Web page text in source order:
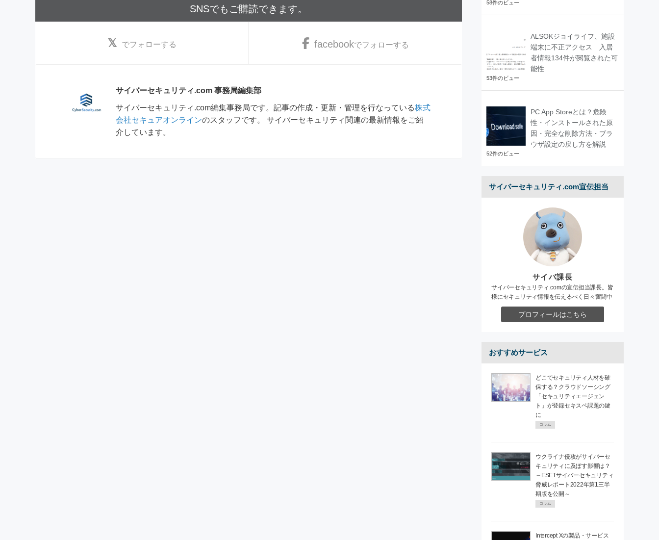
SNSでもご購読できます。
でフォローする facebookでフォローする
サイバーセキュリティ.com 事務局編集部
サイバーセキュリティ.com編集事務局です。記事の作成・更新・管理を行なっている株式
会社セキュアオンラインのスタッフです。 サイバーセキュリティ関連の最新情報をご紹
介しています。
58件のビュー
ALSOKジョイライフ、施設
端末に不正アクセス 入居
者情報134件が閲覧された可
能性
53件のビュー
PC App Storeとは？危険
性・インストールされた原
因・完全な削除方法・ブラ
ウザ設定の戻し方を解説
52件のビュー
サイバーセキュリティ.com宣伝担当
サイバ課長
サイバーセキュリティ.comの宣伝担当課長。皆
様にセキュリティ情報を伝えるべく日々奮闘中
プロフィールはこちら
おすすめサービス
どこでセキュリティ人材を確
保する？クラウドソーシング
「セキュリティエージェン
ト」が登録セキスペ課題の鍵
に
コラム
ウクライナ侵攻がサイバーセ
キュリティに及ぼす影響は？
～ESETサイバーセキュリティ
脅威レポート2022年第1三半
期版を公開～
コラム
Intercept Xの製品・サービス